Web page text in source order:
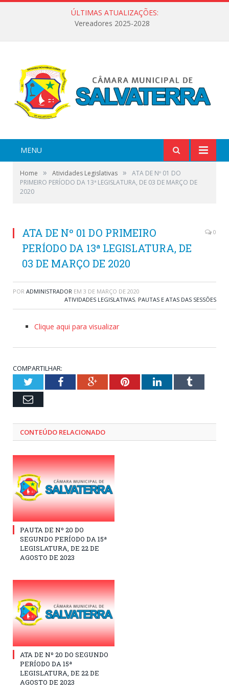
ÚLTIMAS ATUALIZAÇÕES:
Vereadores 2025-2028
MENU
Home » Atividades Legislativas »
ATA DE Nº 01 DO
PRIMEIRO PERÍODO DA 13ª LEGISLATURA, DE 03 DE MARÇO DE
2020
ATA DE Nº 01 DO PRIMEIRO
PERÍODO DA 13ª LEGISLATURA, DE
03 DE MARÇO DE 2020
0
POR ADMINISTRADOR EM 3 DE MARÇO DE 2020
ATIVIDADES LEGISLATIVAS, PAUTAS E ATAS DAS SESSÕES
Clique aqui para visualizar
COMPARTILHAR:
TwitterFacebookGoogle+PinterestLinkedInTumblr
Email
CONTEÚDO RELACIONADO
PAUTA DE Nº 20 DO
SEGUNDO PERÍODO DA 15ª
LEGISLATURA, DE 22 DE
AGOSTO DE 2023
ATA DE Nº 20 DO SEGUNDO
PERÍODO DA 15ª
LEGISLATURA, DE 22 DE
AGOSTO DE 2023